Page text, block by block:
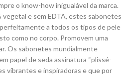
o know-how inigualável da marca.
vegetal e sem EDTA, estes sabonetes
a todos os tipos de pele
como no corpo. Promovem uma
Os sabonetes mundialmente
papel de seda assinatura “plissé-
vibrantes e inspiradoras e que por